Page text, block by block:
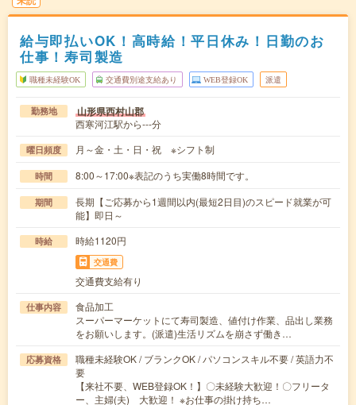
給与即払いOK！高時給！平日休み！日勤のお
仕事！寿司製造
職種未経験OK 交通費別途支給あり WEB登録OK 派遣
勤務地 山形県西村山郡
西寒河江駅から---分
曜日頻度 月～金・土・日・祝 ※シフト制
時間 8:00～17:00※表記のうち実働8時間です。
期間
長期【ご応募から1週間以内(最短2日目)のスピード就業が可
能】即日～
時給 時給1120円
交通費
交通費支給有り
仕事内容
食品加工
スーパーマーケットにて寿司製造、値付け作業、品出し業務
をお願いします。(派遣)生活リズムを崩さず働き…
応募資格
職種未経験OK / ブランクOK / パソコンスキル不要 / 英語力不
要
【来社不要、WEB登録OK！】〇未経験大歓迎！〇フリータ
ー、主婦(夫) 大歓迎！ ※お仕事の掛け持ち…